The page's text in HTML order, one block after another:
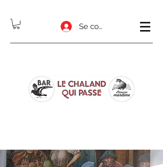
Se connecter